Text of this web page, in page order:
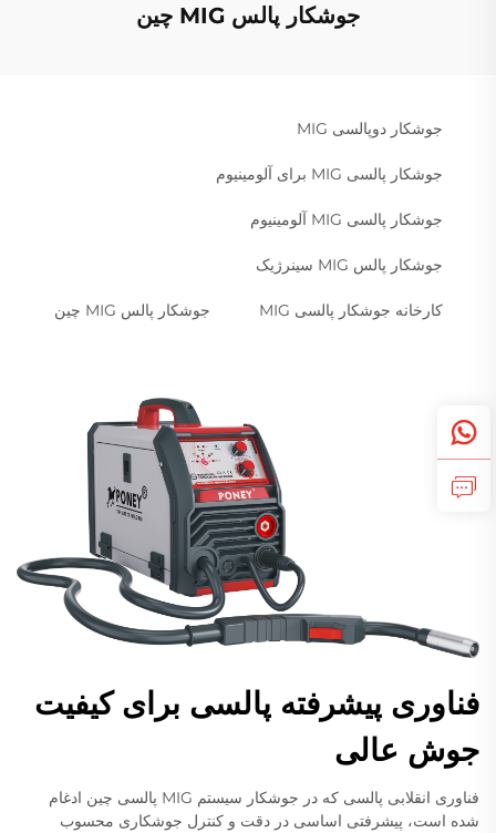
جوشکار پالس MIG چین
جوشکار دوپالسی MIG
جوشکار پالسی MIG برای آلومینیوم
جوشکار پالسی MIG آلومینیوم
جوشکار پالس MIG سینرژیک
کارخانه جوشکار پالسی MIG جوشکار پالس MIG چین
فناوری پیشرفته پالسی برای کیفیت
جوش عالی
فناوری انقلابی پالسی که در جوشکار سیستم MIG پالسی چین ادغام
شده است، پیشرفتی اساسی در دقت و کنترل جوشکاری محسوب